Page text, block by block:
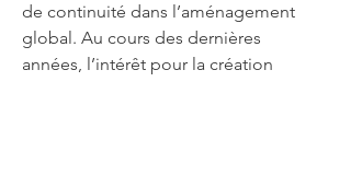
de continuité dans l’aménagement
global. Au cours des dernières
années, l’intérêt pour la création